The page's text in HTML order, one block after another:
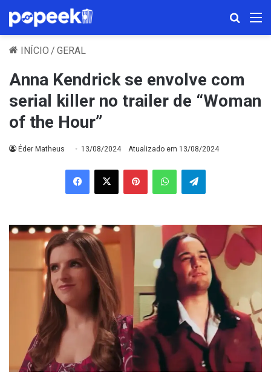
INÍCIO / GERAL
Anna Kendrick se envolve com
serial killer no trailer de “Woman
of the Hour”
Éder Matheus 13/08/2024 Atualizado em 13/08/2024
Facebook
X PinterestWhatsAppTelegram